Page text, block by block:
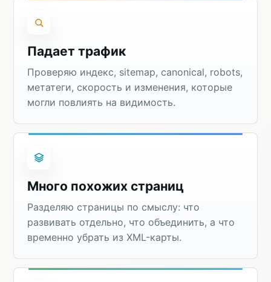
Падает трафик
Проверяю индекс, sitemap, canonical, robots,
метатеги, скорость и изменения, которые
могли повлиять на видимость.
Много похожих страниц
Разделяю страницы по смыслу: что
развивать отдельно, что объединить, а что
временно убрать из XML-карты.